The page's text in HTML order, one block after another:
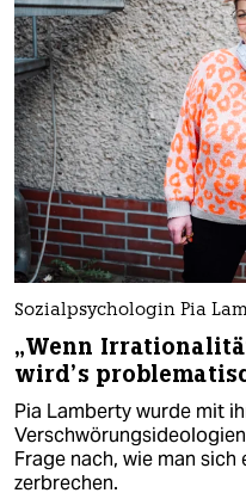
Sozialpsychologin Pia
„Wenn
wird’s
Pia Lamberty wurde mit
Frage nach, wie man
zerbrechen.